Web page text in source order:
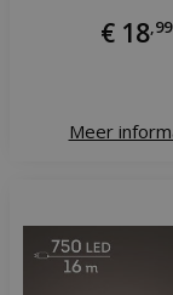
€ 18 99
Meer